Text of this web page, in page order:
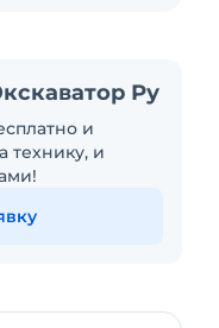
Ру
и
технику, и